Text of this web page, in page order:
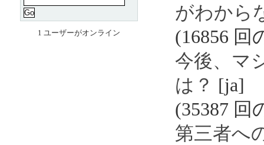
1 ユーザーがオンライン
がわから
(16856 回
今後、マ
は？ [ja]
(35387 回
第三者へ